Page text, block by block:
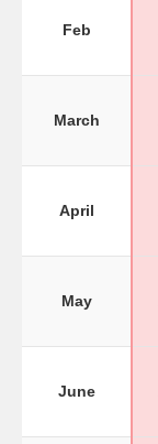
Feb
March
April
May
June